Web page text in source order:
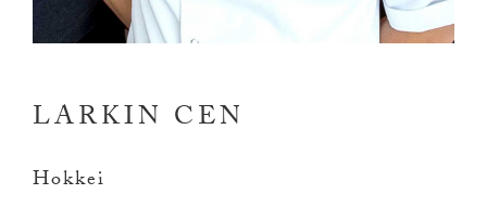
LARKIN CEN
Hokkei